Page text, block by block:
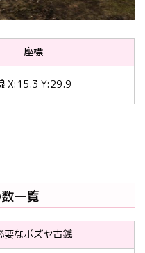
座標
X:15.3 Y:29.9
一覧
要なボズヤ古銭